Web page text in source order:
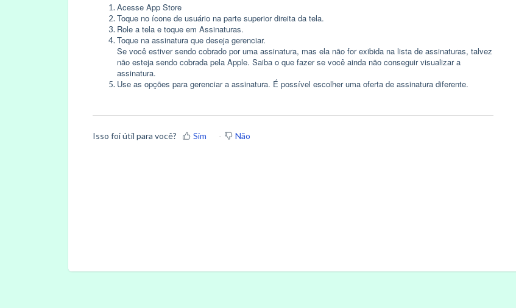
Acesse App Store
Toque no ícone de usuário na parte superior direita da tela.
Role a tela e toque em Assinaturas.
Toque na assinatura que deseja gerenciar.
Se você estiver sendo cobrado por uma assinatura, mas ela não for exibida na lista de assinaturas, talvez
não esteja sendo cobrada pela Apple. Saiba o que fazerse você ainda não conseguir visualizar a
assinatura.
Use as opções para gerenciar a assinatura. É possível escolher uma oferta de assinatura diferente.
Isso foi útil para você? Sim Não